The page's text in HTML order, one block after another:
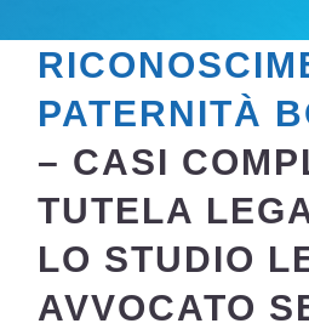
PATERNITÀ
– CASI
TUTELA
LO STUDIO
AVVOCATO